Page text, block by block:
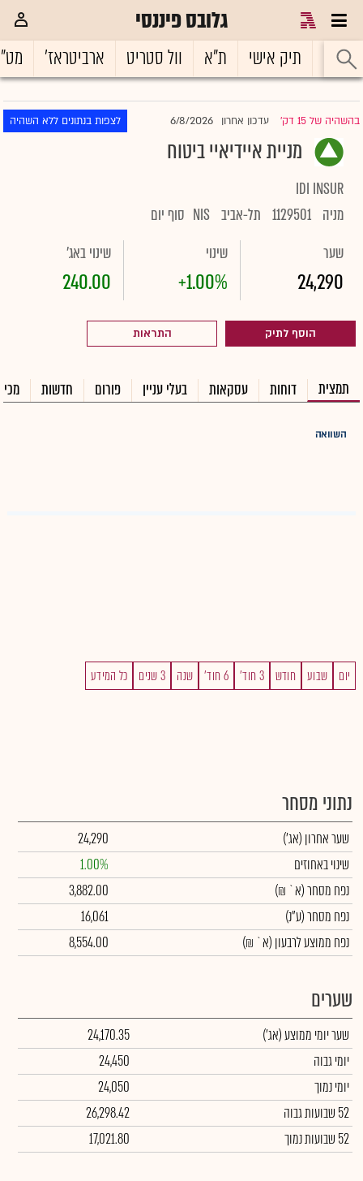
גלובס פיננסי
ראשי תיק אישי ת"א וול סטריט ארביטראז'
בהשהיה של 15 דק' |עדכון אחרון 6/8/2026 לצפות בנתונים ללא השהיה
מניית איידיאיי ביטוח
IDI INSUR
מניה 1129501 תל-אביב NIS סוף יום
שער
24,290
שינוי
+1.00%
שינוי באג'
240.00
הוסף לתיק התראות
תמצית דוחות עסקאות בעלי עניין פורום חדשות
השוואה
יום שבוע חודש 3 חוד' 6 חוד' שנה 3 שנים כל המידע
נתוני מסחר
שער אחרון (אג')
24,290
שינוי באחוזים
1.00%
נפח מסחר(א` ₪)
3,882.00
נפח מסחר(ע"נ)
16,061
נפח ממוצע לרבעון (א` ₪)
8,554.00
שערים
שער יומי ממוצע(אג')
24,170.35
יומי גבוה
24,450
יומי נמוך
24,050
52 שבועות גבוה
26,298.42
52 שבועות נמוך
17,021.80